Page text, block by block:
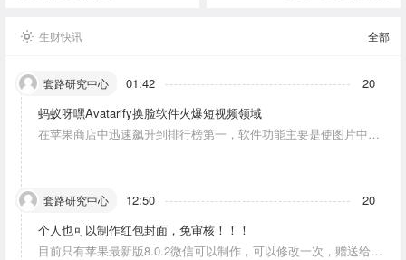
生财快讯 全部
套路研究中心 01:42
20
蚂蚁呀嘿Avatarify换脸软件火爆短视频领域
在苹果商店中迅速飙升到排行榜第一，软件功能主要是使图片中的
套路研究中心 12:50
20
个人也可以制作红包封面，免审核！！！
目前只有苹果最新版8.0.2微信可以制作，可以修改一次，赠送给10